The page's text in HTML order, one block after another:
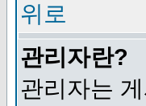
위로
관리자란?
관리자는